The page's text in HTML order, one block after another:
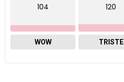
104
WOW
120
TRISTE